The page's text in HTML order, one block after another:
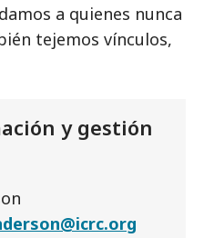
a quienes nunca
tejemos vínculos,
y gestión